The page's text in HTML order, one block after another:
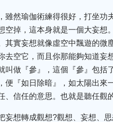
雖然瑜伽術練得很好，打坐
空掉，這本身就是一個大妄
其實妄想就像虛空中飄遊的
去空它，而且你那能夠知道妄
叫做『參』，這個『參』包括
便『如日除暗』，如太陽出
、信任的意思。也就是聽任觀
妄想轉成觀想?觀想、妄想、